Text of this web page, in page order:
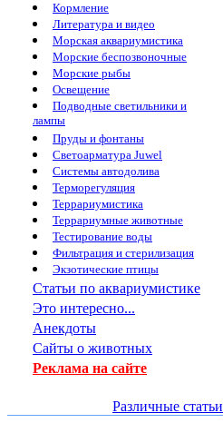
Кормление
Литература и видео
Морская аквариумистика
Морские беспозвоночные
Морские рыбы
Освещение
Подводные светильники и
лампы
Пруды и фонтаны
Светоарматура Juwel
Системы автодолива
Терморегуляция
Террариумистика
Террариумные животные
Тестирование воды
Фильтрация и стерилизация
Экзотические птицы
Статьи по аквариумистике
Это интересно...
Анекдоты
Сайты о животных
Реклама на сайте
Различные статьи